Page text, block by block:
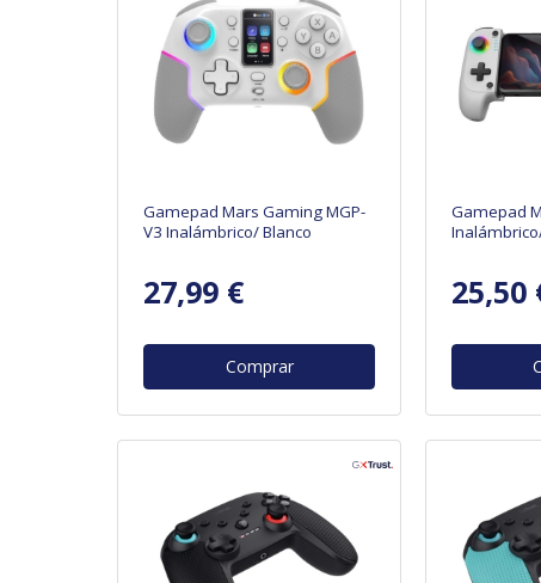
Gamepad Mars Gaming MGP-
V3 Inalámbrico/ Blanco
27,99 €
Comprar
Gamepad
25,50